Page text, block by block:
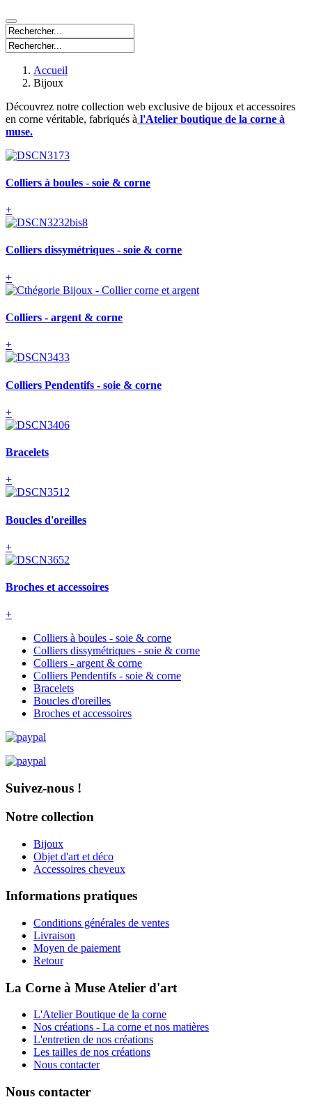
Accueil
Bijoux
Découvrez notre collection web exclusive de bijoux et accessoires
en corne véritable, fabriqués à l'Atelier boutique de la corne à
muse.
Colliers à boules - soie & corne
+
Colliers dissymétriques - soie & corne
+
Colliers - argent & corne
+
Colliers Pendentifs - soie & corne
+
Bracelets
+
Boucles d'oreilles
+
Broches et accessoires
+
Colliers à boules - soie & corne
Colliers dissymétriques - soie & corne
Colliers - argent & corne
Colliers Pendentifs - soie & corne
Bracelets
Boucles d'oreilles
Broches et accessoires
Suivez-nous !
Notre collection
Bijoux
Objet d'art et déco
Accessoires cheveux
Informations pratiques
Conditions générales de ventes
Livraison
Moyen de paiement
Retour
La Corne à Muse Atelier d'art
L'Atelier Boutique de la corne
Nos créations - La corne et nos matières
L'entretien de nos créations
Les tailles de nos créations
Nous contacter
Nous contacter